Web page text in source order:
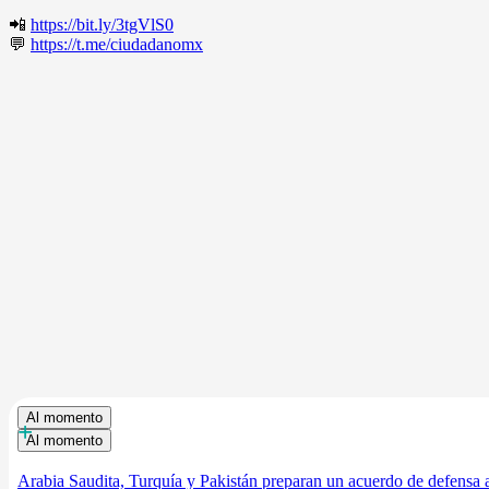
📲 https://bit.ly/3tgVlS0
💬 https://t.me/ciudadanomx
Al momento
Al momento
+
Arabia Saudita, Turquía y Pakistán preparan un acuerdo de